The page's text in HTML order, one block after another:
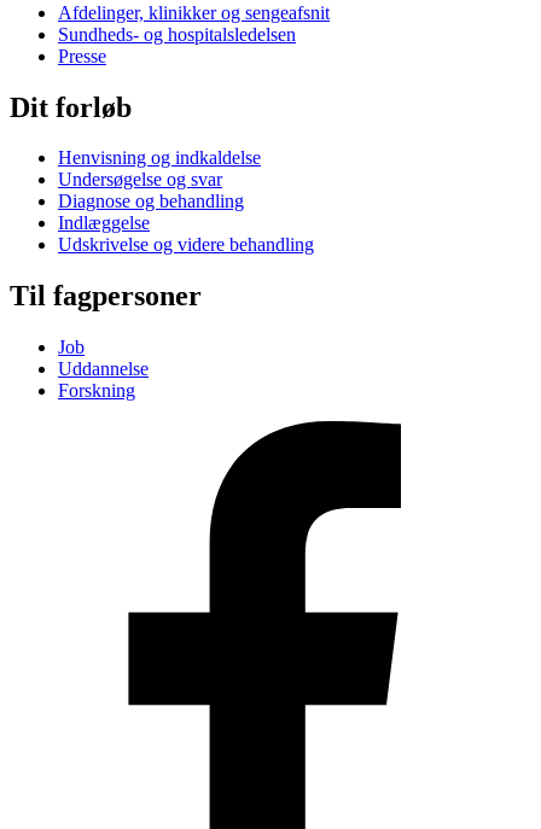
Afdelinger, klinikker og sengeafsnit
Sundheds- og hospitalsledelsen
Presse
Dit forløb
Henvisning og indkaldelse
Undersøgelse og svar
Diagnose og behandling
Indlæggelse
Udskrivelse og videre behandling
Til fagpersoner
Job
Uddannelse
Forskning